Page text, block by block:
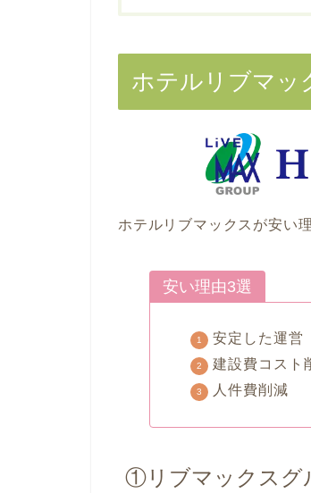
ホテルリブマッ
ホテルリブマックスが安い
安い理由3選
安定した運営
建設費コスト
人件費削減
①リブマックスグ